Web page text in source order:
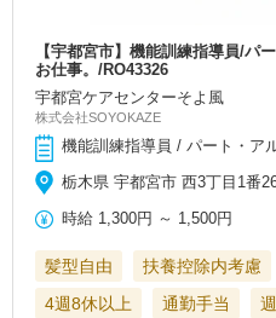
【宇都宮市】機能訓練指導員/パ
お仕事。/RO43326
宇都宮ケアセンターそよ風
株式会社SOYOKAZE
機能訓練指導員 / パート・ア
栃木県 宇都宮市 西3丁目1番
時給 1,300円 ～ 1,500円
髪型自由 扶養控除内考慮
4週8休以上
通勤手当